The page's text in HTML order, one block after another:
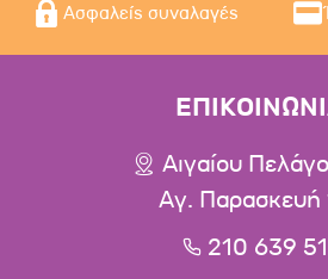
Ασφαλείς συναλαγές
Αιγαίου
Αγ. Παρασκευή
210 639